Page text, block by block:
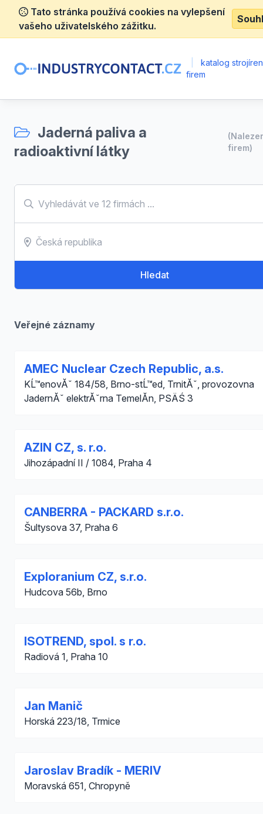
Tato stránka používá cookies na vylepšení
vašeho uživatelského zážitku.
katalog
firem
Jaderná paliva a
radioaktivní látky
firem)
Hledat
Veřejné záznamy
AMEC Nuclear Czech Republic, a.s.
KĹ™enovĂˇ 184/58, Brno-stĹ™ed, TrnitĂˇ, provozovna
JadernĂˇ elektrĂˇrna TemelĂ­n, PSÄŚ 3
AZIN CZ, s. r.o.
Jihozápadní II / 1084, Praha 4
CANBERRA - PACKARD s.r.o.
Šultysova 37, Praha 6
Exploranium CZ, s.r.o.
Hudcova 56b, Brno
ISOTREND, spol. s r.o.
Radiová 1, Praha 10
Jan Manič
Horská 223/18, Trmice
Jaroslav Bradík - MERIV
Moravská 651, Chropyně